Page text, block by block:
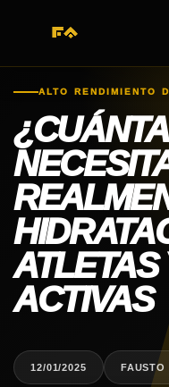
ALTO RENDIMIENTO
ACTIVAS
12/01/2025 FAUSTO